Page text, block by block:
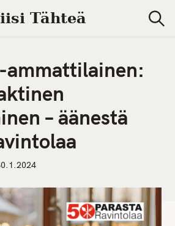
Tähteä
e
ammattilainen:
– äänestä